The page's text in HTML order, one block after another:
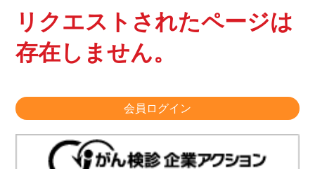
リクエストされたページは
存在しません。
会員ログイン